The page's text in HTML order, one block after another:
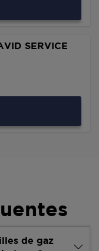
SERVICE
de gaz